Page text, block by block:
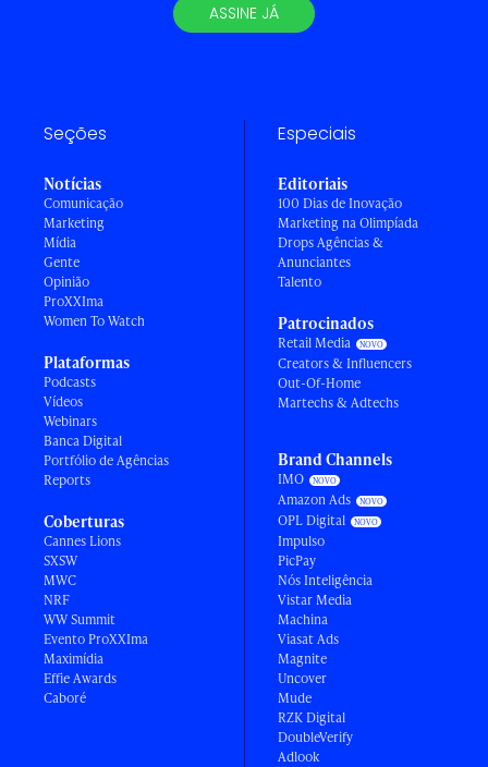
ASSINE JÁ
Seções
Notícias
Comunicação
Marketing
Mídia
Gente
Opinião
ProXXIma
Women To Watch
Plataformas
Podcasts
Vídeos
Webinars
Banca Digital
Portfólio de Agências
Reports
Coberturas
Cannes Lions
SXSW
MWC
NRF
WW Summit
Evento ProXXIma
Maximídia
Effie Awards
Caboré
Especiais
Editoriais
100 Dias de Inovação
Marketing na Olimpíada
Drops Agências &
Anunciantes
Talento
Patrocinados
Retail Media
Creators & Influencers
Out-Of-Home
Martechs & Adtechs
Brand Channels
IMO
Amazon Ads
OPL Digital
Impulso
PicPay
Nós Inteligência
Vistar Media
Machina
Viasat Ads
Magnite
Uncover
Mude
RZK Digital
DoubleVerify
Adlook